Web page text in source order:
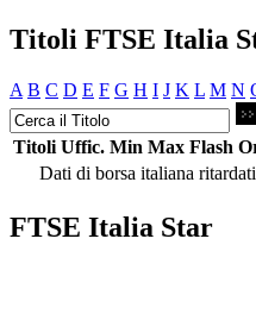
Titoli FTSE Italia
A B C D E F G H I J K L M N
Titoli Uffic. Min Max Flash
Dati di borsa italiana
FTSE Italia Star